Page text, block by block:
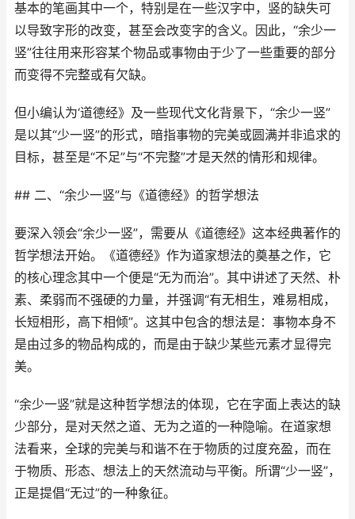
基本的笔画其中一个，特别是在一些汉字中，竖的缺失可
以导致字形的改变，甚至会改变字的含义。因此，“余少一
竖”往往用来形容某个物品或事物由于少了一些重要的部分
而变得不完整或有欠缺。
但小编认为‘道德经》及一些现代文化背景下，“余少一竖”
是以其“少一竖”的形式，暗指事物的完美或圆满并非追求的
目标，甚至是“不足”与“不完整”才是天然的情形和规律。
## 二、“余少一竖”与《道德经》的哲学想法
要深入领会“余少一竖”，需要从《道德经》这本经典著作的
哲学想法开始。《道德经》作为道家想法的奠基之作，它
的核心理念其中一个便是“无为而治”。其中讲述了天然、朴
素、柔弱而不强硬的力量，并强调“有无相生，难易相成，
长短相形，高下相倾”。这其中包含的想法是：事物本身不
是由过多的物品构成的，而是由于缺少某些元素才显得完
美。
“余少一竖”就是这种哲学想法的体现，它在字面上表达的缺
少部分，是对天然之道、无为之道的一种隐喻。在道家想
法看来，全球的完美与和谐不在于物质的过度充盈，而在
于物质、形态、想法上的天然流动与平衡。所谓“少一竖”，
正是提倡“无过”的一种象征。